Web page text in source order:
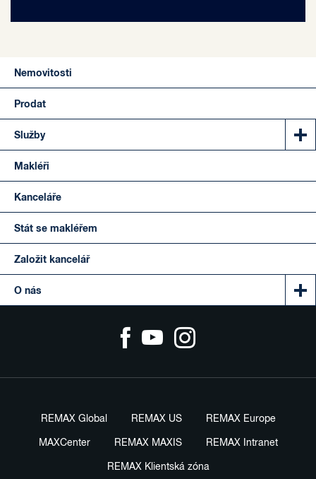
Nemovitosti
Prodat
Služby
Makléři
Kanceláře
Stát se makléřem
Založit kancelář
O nás
REMAX Global REMAX US REMAX Europe
MAXCenter REMAX MAXIS REMAX Intranet
REMAX Klientská zóna